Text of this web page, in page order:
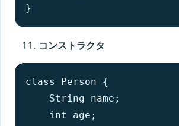
}
コンストラクタ
class Person {
    String name;
    int age;